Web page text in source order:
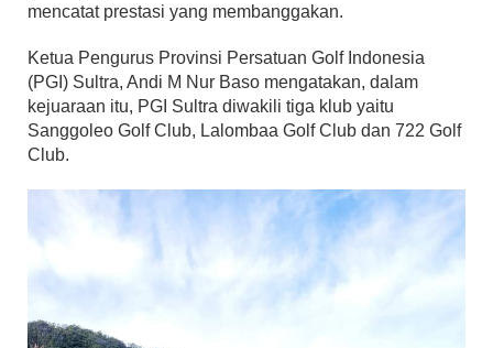
mencatat prestasi yang membanggakan.
Ketua Pengurus Provinsi Persatuan Golf Indonesia
(PGI) Sultra, Andi M Nur Baso mengatakan, dalam
kejuaraan itu, PGI Sultra diwakili tiga klub yaitu
Sanggoleo Golf Club, Lalombaa Golf Club dan 722 Golf
Club.